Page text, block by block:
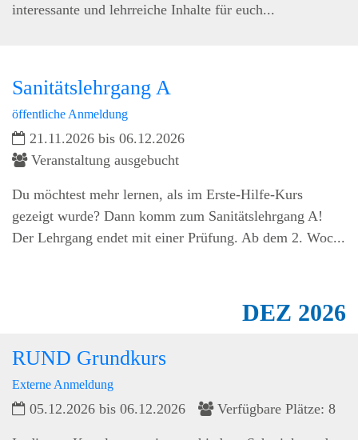
interessante und lehrreiche Inhalte für euch...
Sanitätslehrgang A
öffentliche Anmeldung
21.11.2026 bis 06.12.2026
Veranstaltung ausgebucht
Du möchtest mehr lernen, als im Erste-Hilfe-Kurs
gezeigt wurde? Dann komm zum Sanitätslehrgang A!
Der Lehrgang endet mit einer Prüfung. Ab dem 2. Woc...
DEZ 2026
RUND Grundkurs
Externe Anmeldung
05.12.2026 bis 06.12.2026 Verfügbare Plätze: 8